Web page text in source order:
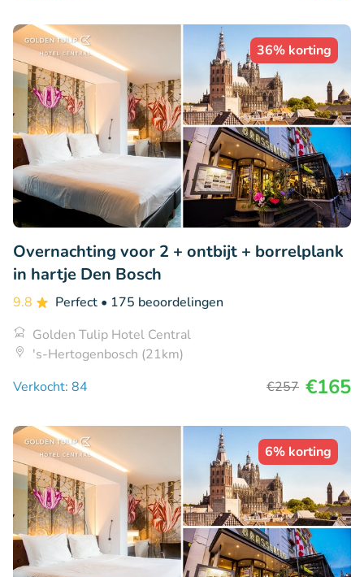
36% korting
Overnachting voor 2 + ontbijt + borrelplank
in hartje Den Bosch
9.8 Perfect • 175 beoordelingen
Golden Tulip Hotel Central
's-Hertogenbosch (21km)
Verkocht: 84
€257 €165
6% korting